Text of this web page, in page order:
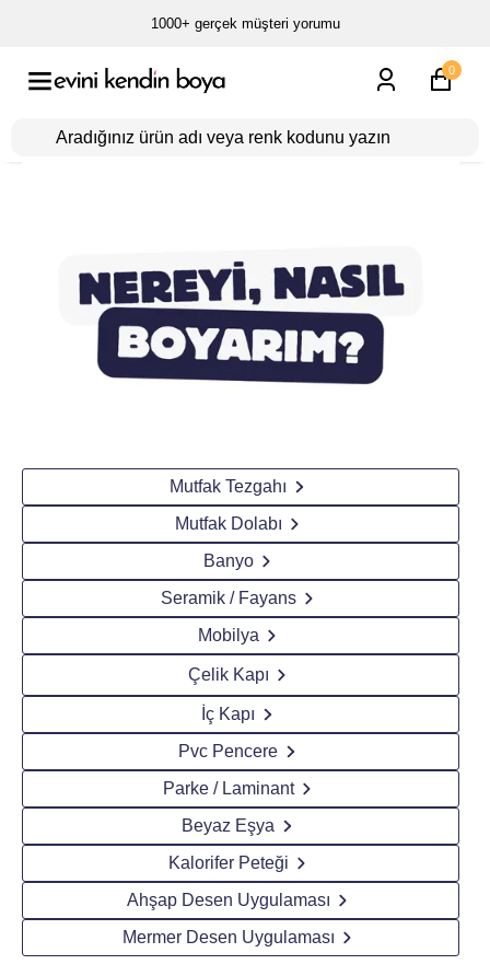
1000+ gerçek müşteri yorumu
0
Mutfak Tezgahı
Mutfak Dolabı
Banyo
Seramik / Fayans
Mobilya
Çelik Kapı
İç Kapı
Pvc Pencere
Parke / Laminant
Beyaz Eşya
Kalorifer Peteği
Ahşap Desen Uygulaması
Mermer Desen Uygulaması